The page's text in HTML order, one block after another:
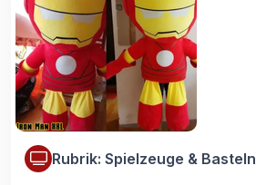
Rubrik: Spielzeuge & Basteln